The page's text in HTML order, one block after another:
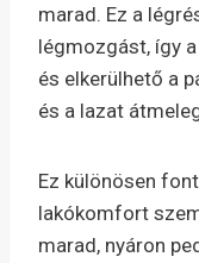
marad. Ez a
légmozgást, így
és elkerülhető a
és a lazat
Ez különösen
lakókomfort
marad, nyáron